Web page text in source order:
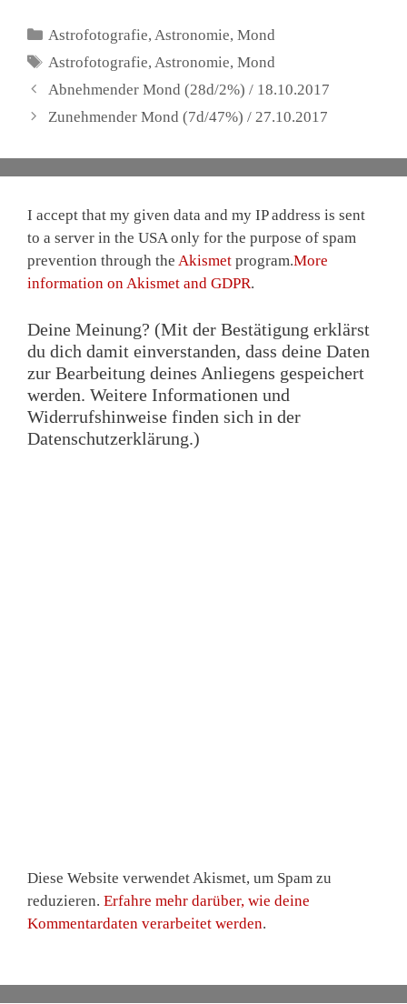
Kategorien
Astrofotografie,Astronomie,Mond
Schlagwörter
Astrofotografie,Astronomie,Mond
Abnehmender Mond (28d/2%) / 18.10.2017
Zunehmender Mond (7d/47%) / 27.10.2017
I accept that my given data and my IP address is sent
to a server in the USA only for the purpose of spam
prevention through the Akismet program.More
information on Akismet and GDPR.
Deine Meinung? (Mit der Bestätigung erklärst
du dich damit einverstanden, dass deine Daten
zur Bearbeitung deines Anliegens gespeichert
werden. Weitere Informationen und
Widerrufshinweise finden sich in der
Datenschutzerklärung.)
Diese Website verwendet Akismet, um Spam zu
reduzieren. Erfahre mehr darüber, wie deine
Kommentardaten verarbeitet werden.